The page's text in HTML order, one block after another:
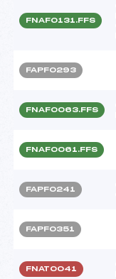
FNAF0131.FFS
FAPF0293
FNAF0063.FFS
FNAF0061.FFS
FAPF0241
FAPF0351
FNAT0041